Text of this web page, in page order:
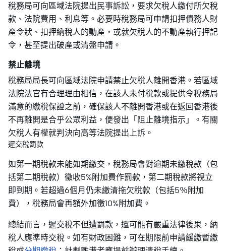
稅務局可向區域法院提出民事訴訟，要求欠稅人繳付所欠稅
款、法院費用、利息等。必要時稅務局可申請扣押債務人財
產令狀、扣押納稅人的動產，或就欠稅人的不動產執行押記
令，甚至提出破產或清盤申請。
禁止離境
稅務局局長可向區域法院申請禁止欠稅人離開香港。若區域
法院法官有合理理由相信，在該人未付稅款或提供令稅務局
滿意的繳稅保證之前，確保該人不離開香港或在返回香港後
不再離開是合乎公眾利益，便發出「阻止離境指示」。有關
欠稅人有權就判決向高等法院提出上訴。
遲交稅罰款
如第一期稅款未能如期繳交，稅務局會對逾期未繳稅款（包
括第二期稅款）徵收5%附加費作罰款，第二期稅款將視立
即到期。若超過6個月仍未繳清拖欠稅款（包括5％附加
費），稅務局會再額外加徵10%附加費。
總結而言，遲交稅不但遭罰款，還可能有嚴重法律後果，納
稅人應準時交稅。如有財政困難，可在期限前申請緩繳暫繳